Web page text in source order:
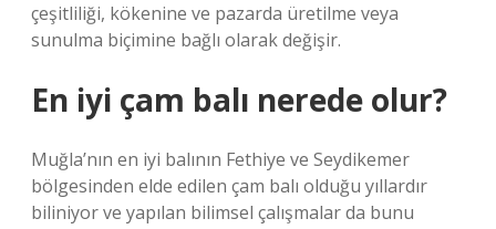
çeşitliliği, kökenine ve pazarda üretilme veya
sunulma biçimine bağlı olarak değişir.
En iyi çam balı nerede olur?
Muğla’nın en iyi balının Fethiye ve Seydikemer
bölgesinden elde edilen çam balı olduğu yıllardır
biliniyor ve yapılan bilimsel çalışmalar da bunu